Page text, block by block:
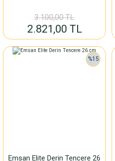
3.100,00 TL
2.821,00 TL
%15
Emsan Elite Derin Tencere 26